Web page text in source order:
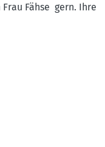
Fähse gern. Ihre